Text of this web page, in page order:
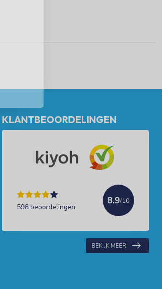
KLANTBEOORDELINGEN
596 beoordelingen
8.9/10
BEKIJK MEER